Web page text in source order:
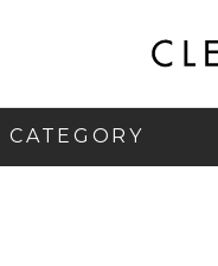
CATEGORY